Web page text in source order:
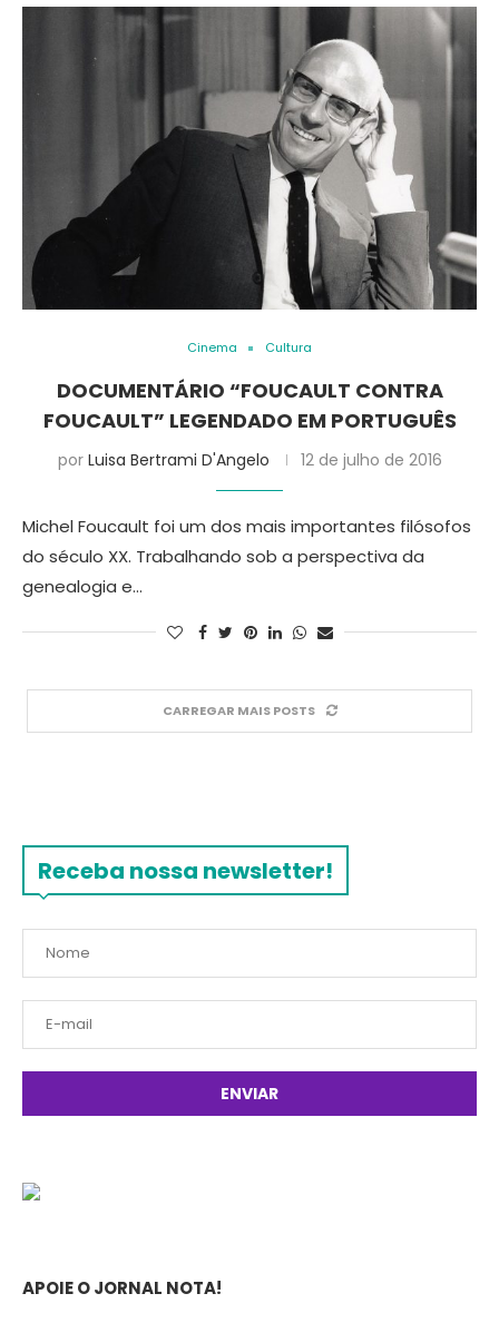
Cinema Cultura
DOCUMENTÁRIO “FOUCAULT CONTRA
FOUCAULT” LEGENDADO EM PORTUGUÊS
por Luisa Bertrami D'Angelo 12 de julho de 2016
Michel Foucault foi um dos mais importantes filósofos
do século XX. Trabalhando sob a perspectiva da
genealogia e…
CARREGAR MAIS POSTS
Receba nossa newsletter!
APOIE O JORNAL NOTA!